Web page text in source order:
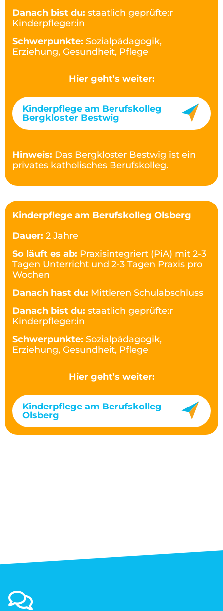
Danach bist du: staatlich geprüfte:r
Kinderpfleger:in
Schwerpunkte: Sozialpädagogik,
Erziehung, Gesundheit, Pflege
Hier geht’s weiter:
Kinderpflege am Berufskolleg
Bergkloster Bestwig
Hinweis: Das Bergkloster Bestwig ist ein
privates katholisches Berufskolleg.
Kinderpflege am Berufskolleg Olsberg
Dauer: 2 Jahre
So läuft es ab: Praxisintegriert (PiA) mit 2-3
Tagen Unterricht und 2-3 Tagen Praxis pro
Wochen
Danach hast du: Mittleren Schulabschluss
Danach bist du: staatlich geprüfte:r
Kinderpfleger:in
Schwerpunkte: Sozialpädagogik,
Erziehung, Gesundheit, Pflege
Hier geht’s weiter:
Kinderpflege am Berufskolleg
Olsberg